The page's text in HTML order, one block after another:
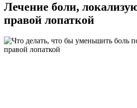
Лечение боли,
правой лопаткой